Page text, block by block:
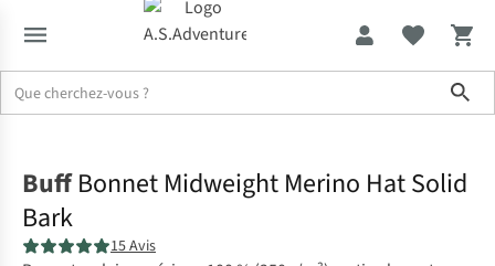
Buff Bonnet Midweight Merino Hat Solid
Bark
15 Avis